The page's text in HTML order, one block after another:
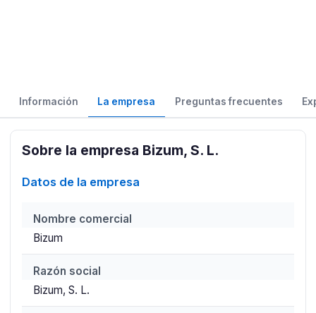
Información La empresa Preguntas frecuentes
Sobre la empresa Bizum, S. L.
Datos de la empresa
Nombre comercial
Bizum
Razón social
Bizum, S. L.